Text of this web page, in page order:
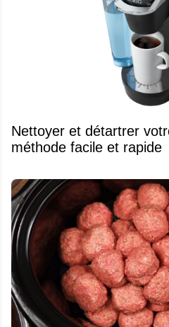
Nettoyer et détartrer
méthode facile et rapide